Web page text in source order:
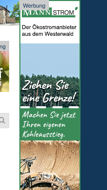
Werbung